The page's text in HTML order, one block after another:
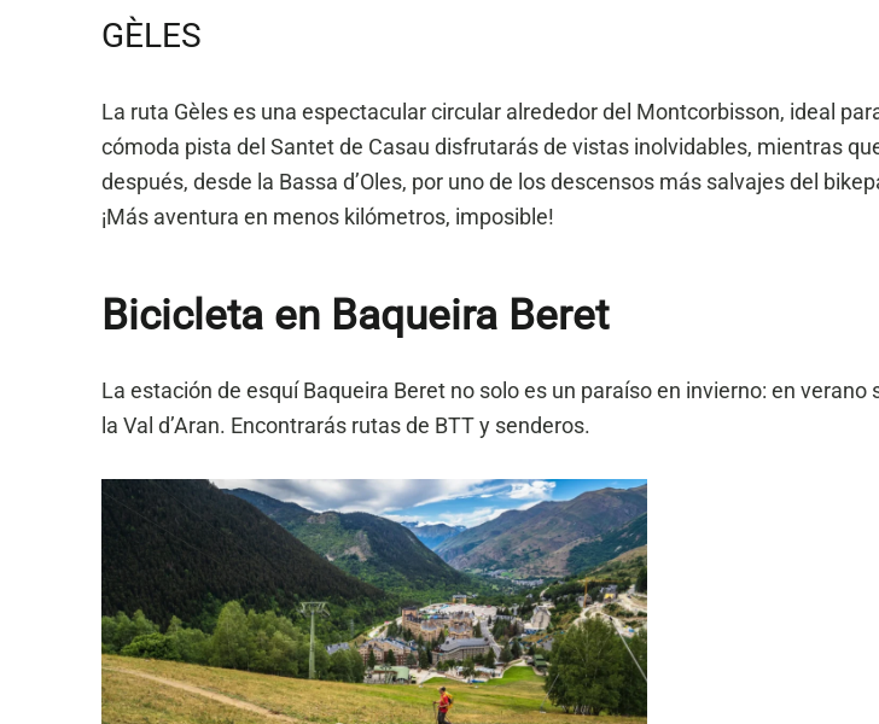
GÈLES
La ruta Gèles es una espectacular circular alrededor del Montcorbisson, ideal
cómoda pista del Santet de Casau disfrutarás de vistas inolvidables, mientras
después, desde la Bassa d’Oles, por uno de los descensos más salvajes del
¡Más aventura en menos kilómetros, imposible!
Bicicleta en Baqueira Beret
La estación de esquí Baqueira Beret no solo es un paraíso en invierno: en
la Val d’Aran. Encontrarás rutas de BTT y senderos.